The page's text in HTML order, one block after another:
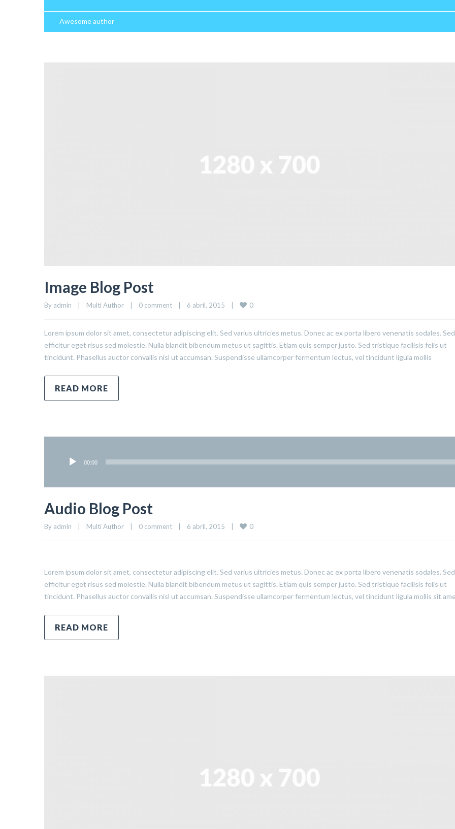
Awesome author
Image Blog Post
By admin Multi Author 0 comment 6 abril, 2015 0
Lorem ipsum dolor sit amet, consectetur adipiscing elit. Sed varius ultricies metus. Donec ac ex porta libero venenatis sodales. Sed
efficitur eget risus sed molestie. Nulla blandit bibendum metus ut sagittis. Etiam quis semper justo. Sed tristique facilisis felis ut
tincidunt. Phasellus auctor convallis nisl ut accumsan. Suspendisse ullamcorper fermentum lectus, vel tincidunt ligula mollis
READ MORE
00:00
Audio Blog Post
By admin Multi Author 0 comment 6 abril, 2015 0
Lorem ipsum dolor sit amet, consectetur adipiscing elit. Sed varius ultricies metus. Donec ac ex porta libero venenatis sodales. Sed
efficitur eget risus sed molestie. Nulla blandit bibendum metus ut sagittis. Etiam quis semper justo. Sed tristique facilisis felis ut
tincidunt. Phasellus auctor convallis nisl ut accumsan. Suspendisse ullamcorper fermentum lectus, vel tincidunt ligula mollis sit
READ MORE